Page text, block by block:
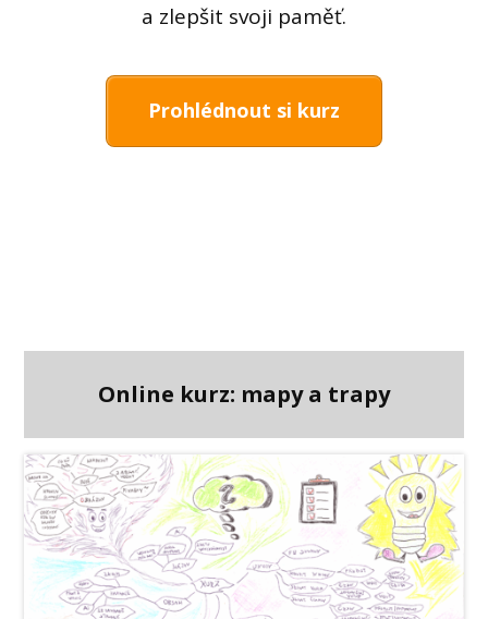
a zlepšit svoji paměť.
Prohlédnout si kurz
Online kurz: mapy a trapy